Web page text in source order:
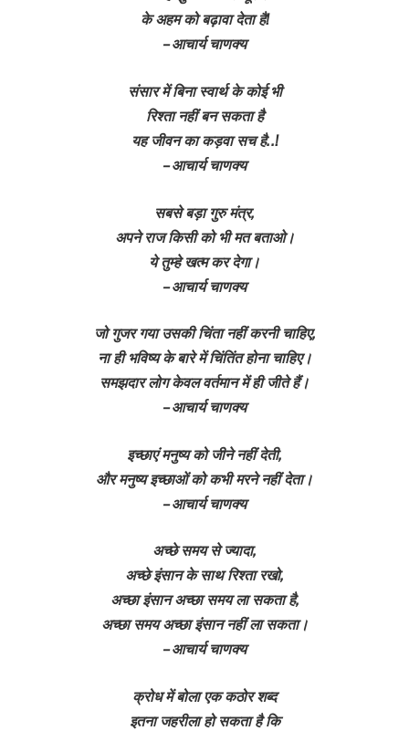
के अहम को बढ़ावा देता है!
– आचार्य चाणक्य
संसार में बिना स्वार्थ के कोई भी
रिश्ता नहीं बन सकता है
यह जीवन का कड़वा सच है..!
– आचार्य चाणक्य
सबसे बड़ा गुरु मंत्र,
अपने राज किसी को भी मत बताओ।
ये तुम्हे खत्म कर देगा।
– आचार्य चाणक्य
जो गुजर गया उसकी चिंता नहीं करनी चाहिए,
ना ही भविष्य के बारे में चिंतिंत होना चाहिए।
समझदार लोग केवल वर्तमान में ही जीते हैं।
– आचार्य चाणक्य
इच्छाएं मनुष्य को जीने नहीं देती,
और मनुष्य इच्छाओं को कभी मरने नहीं देता।
– आचार्य चाणक्य
अच्छे समय से ज्यादा,
अच्छे इंसान के साथ रिश्ता रखो,
अच्छा इंसान अच्छा समय ला सकता है,
अच्छा समय अच्छा इंसान नहीं ला सकता।
– आचार्य चाणक्य
क्रोध में बोला एक कठोर शब्द
इतना जहरीला हो सकता है कि